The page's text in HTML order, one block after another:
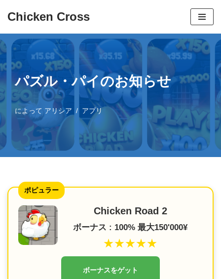
ン
ン
へ
プ
Chicken Cross
パズル・パイのお知らせ
によって アリシア アプリ
ポピュラー
Chicken Road 2
ボーナス : 100% 最大150'000¥
★★★★★
ボーナスをゲット